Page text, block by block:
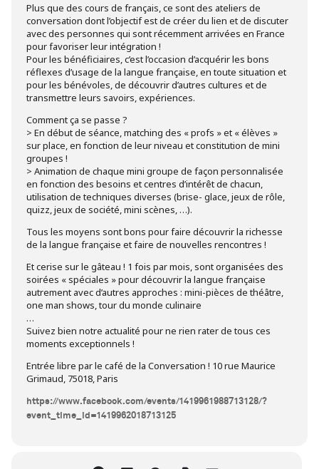
Plus que des cours de français, ce sont des ateliers de
conversation dont l’objectif est de créer du lien et de discuter
avec des personnes qui sont récemment arrivées en France
pour favoriser leur intégration !
Pour les bénéficiaires, c’est l’occasion d’acquérir les bons
réflexes d’usage de la langue française, en toute situation et
pour les bénévoles, de découvrir d’autres cultures et de
transmettre leurs savoirs, expériences.
Comment ça se passe ?
> En début de séance, matching des « profs » et « élèves »
sur place, en fonction de leur niveau et constitution de mini
groupes !
> Animation de chaque mini groupe de façon personnalisée
en fonction des besoins et centres d’intérêt de chacun,
utilisation de techniques diverses (brise- glace, jeux de rôle,
quizz, jeux de société, mini scènes, …).
Tous les moyens sont bons pour faire découvrir la richesse
de la langue française et faire de nouvelles rencontres !
Et cerise sur le gâteau ! 1 fois par mois, sont organisées des
soirées « spéciales » pour découvrir la langue française
autrement avec d’autres approches : mini-pièces de théâtre,
one man shows, tour du monde culinaire
…
Suivez bien notre actualité pour ne rien rater de tous ces
moments exceptionnels !
Entrée libre par le café de la Conversation ! 10 rue Maurice
Grimaud, 75018, Paris
https://www.facebook.com/events/1419961988713128/?
event_time_id=1419962018713125